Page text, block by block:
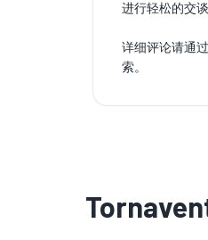
进行轻松的交
详细评论请通
索。